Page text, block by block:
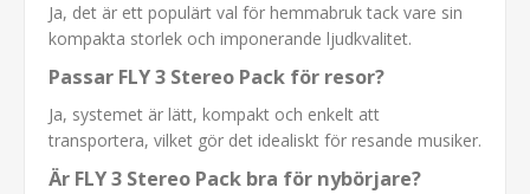
Ja, det är ett populärt val för hemmabruk tack vare sin
kompakta storlek och imponerande ljudkvalitet.
Passar FLY 3 Stereo Pack för resor?
Ja, systemet är lätt, kompakt och enkelt att
transportera, vilket gör det idealiskt för resande musiker.
Är FLY 3 Stereo Pack bra för nybörjare?